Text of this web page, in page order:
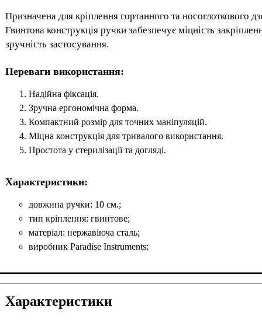
Призначена для кріплення гортанного та носоглоткового
Гвинтова конструкція ручки забезпечує міцність
зручність застосування.
Переваги використання:
Надійна фіксація.
Зручна ергономічна форма.
Компактний розмір для точних маніпуляцій.
Міцна конструкція для тривалого використання.
Простота у стерилізації та догляді.
Характеристики:
довжина ручки: 10 см.;
тип кріплення: гвинтове;
матеріал: нержавіюча сталь;
виробник Paradise Instruments;
Характеристики